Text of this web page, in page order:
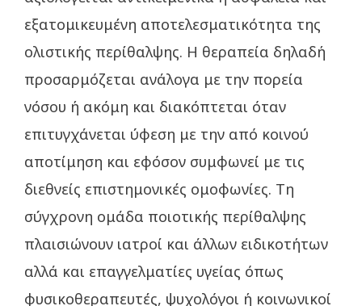
εξατομικευμένη αποτελεσματικότητα της
ολιστικής περίθαλψης. Η θεραπεία δηλαδή
προσαρμόζεται ανάλογα με την πορεία
νόσου ή ακόμη και διακόπτεται όταν
επιτυγχάνεται ύφεση με την από κοινού
αποτίμηση και εφόσον συμφωνεί με τις
διεθνείς επιστημονικές ομοφωνίες. Τη
σύγχρονη ομάδα ποιοτικής περίθαλψης
πλαισιώνουν ιατροί και άλλων ειδικοτήτων
αλλά και επαγγελματίες υγείας όπως
φυσικοθεραπευτές, ψυχολόγοι ή κοινωνικοί